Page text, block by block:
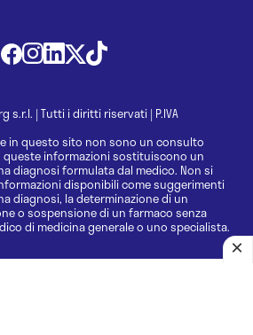
s.r.l. | Tutti i diritti riservati | P.IVA
in questo sito non sono un consulto
queste informazioni sostituiscono un
diagnosi formulata dal medico. Non si
disponibili come suggerimenti
diagnosi, la determinazione di un
o sospensione di un farmaco senza
di medicina generale o uno specialista.